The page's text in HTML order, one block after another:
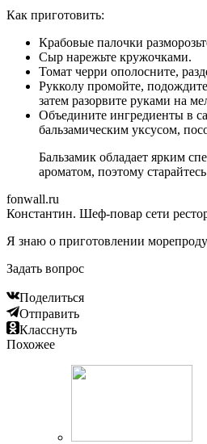
Как приготовить:
Крабовые палочки
Сыр нарежьте кружочками.
Томат черри ополосните,
Рукколу промойте,
затем разорвите руками на
Объедините ингредиенты в
бальзамическим уксусом,
Бальзамик обладает ярким
ароматом, поэтому
fonwall.ru
Константин. Шеф-повар сети
Я знаю о приготовлении
Задать вопрос
Поделиться
Отправить
Класснуть
Похожее